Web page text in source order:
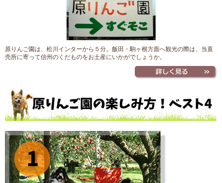
原りんご園は、松川インターから５分。飯田・駒ヶ根方面へ観光の際は、当直
売所に寄って信州のくだものをお土産にいかがでしょうか。